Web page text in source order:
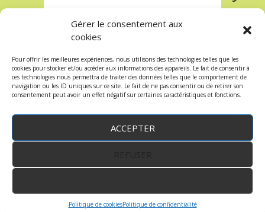
Gérer le consentement aux
cookies
Pour offrir les meilleures expériences, nous utilisons des technologies telles que les
cookies pour stocker et/ou accéder aux informations des appareils. Le fait de consentir à
ces technologies nous permettra de traiter des données telles que le comportement de
navigation ou les ID uniques sur ce site. Le fait de ne pas consentir ou de retirer son
consentement peut avoir un effet négatif sur certaines caractéristiques et fonctions.
ACCEPTER
Politique de cookiesPolitique de confidentialité
lorcana
protègeprécommandesetsleeve
terre trois unlockursula étincelant
Copyright © 2023 robindesjeux.com -Mentions